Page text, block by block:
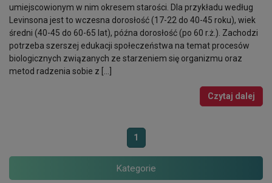
umiejscowionym w nim okresem starości. Dla przykładu według
Levinsona jest to wczesna dorosłość (17-22 do 40-45 roku), wiek
średni (40-45 do 60-65 lat), późna dorosłość (po 60 r.ż.). Zachodzi
potrzeba szerszej edukacji społeczeństwa na temat procesów
biologicznych związanych ze starzeniem się organizmu oraz
metod radzenia sobie z […]
Czytaj dalej
1
Kategorie